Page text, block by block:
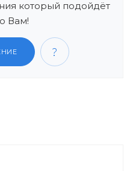
который подойдёт
Вам!